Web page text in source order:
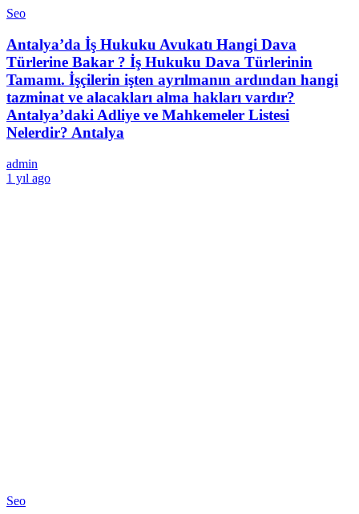
Seo
Antalya’da İş Hukuku Avukatı Hangi Dava
Türlerine Bakar ? İş Hukuku Dava Türlerinin
Tamamı. İşçilerin işten ayrılmanın ardından hangi
tazminat ve alacakları alma hakları vardır?
Antalya’daki Adliye ve Mahkemeler Listesi
Nelerdir? Antalya
admin
1 yıl ago
Seo